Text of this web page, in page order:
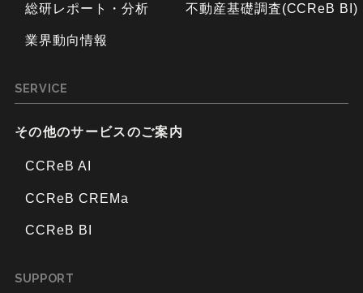
総研レポート・分析
業界動向情報
不動産基礎調査(CCReB BI)
SERVICE
その他のサービスのご案内
CCReB AI
CCReB CREMa
CCReB BI
SUPPORT